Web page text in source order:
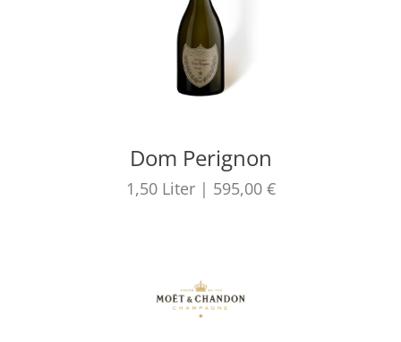
Dom Perignon
1,50 Liter | 595,00 €